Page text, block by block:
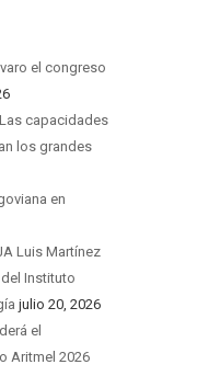
el congreso
capacidades
los grandes
en
Luis Martínez
Instituto
julio 20, 2026
el
Aritmel 2026